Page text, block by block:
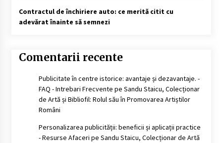
Contractul de închiriere auto: ce merită citit cu
adevărat înainte să semnezi
Comentarii recente
Publicitate în centre istorice: avantaje și dezavantaje. -
FAQ - Intrebari Frecvente pe Sandu Staicu, Colecționar
de Artă și Bibliofil: Rolul său în Promovarea Artiștilor
Români
Personalizarea publicității: beneficii și aplicații practice
- Resurse Afaceri pe Sandu Staicu, Colecționar de Artă